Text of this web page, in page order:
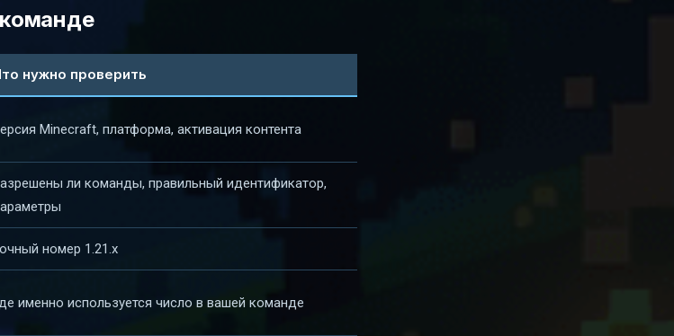
нужно проверить
Minecraft, платформа, активация контента
ли команды, правильный идентификатор,
номер 1.21.x
именно используется число в вашей команде